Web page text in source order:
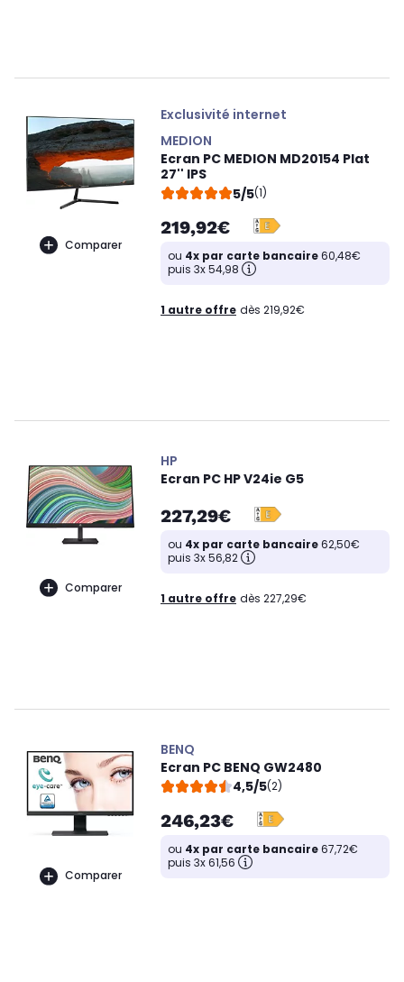
Comparer
Exclusivité internet
MEDION
Ecran PC MEDION MD20154 Plat
27'' IPS
5/5(1)
219,92€
ou 4x par carte bancaire60,48€
puis 3x 54,98
1 autre offre dès 219,92€
Comparer
HP
Ecran PC HP V24ie G5
227,29€
ou 4x par carte bancaire62,50€
puis 3x 56,82
1 autre offre dès 227,29€
Comparer
BENQ
Ecran PC BENQ GW2480
4,5/5(2)
246,23€
ou 4x par carte bancaire67,72€
puis 3x 61,56